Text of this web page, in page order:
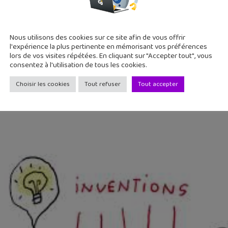
692) – 1 jour, 1 question
a bouleversé le monde au XXième siècle – 1 jour, 1
Nous utilisons des cookies sur ce site afin de vous offrir
l'expérience la plus pertinente en mémorisant vos préférences
lors de vos visites répétées. En cliquant sur "Accepter tout", vous
consentez à l'utilisation de tous les cookies.
Choisir les cookies Tout refuser Tout accepter